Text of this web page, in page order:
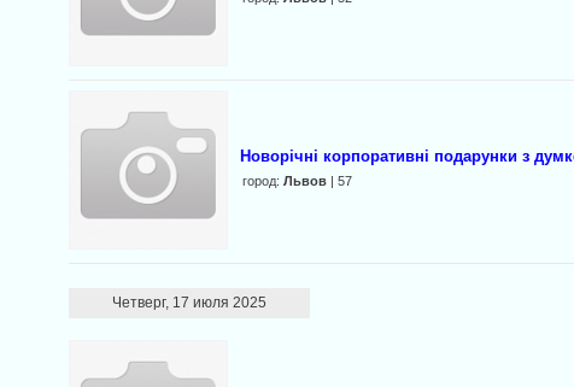
Новорічні корпоративні подарунки з
город:Львов | 57
Четверг, 17 июля 2025